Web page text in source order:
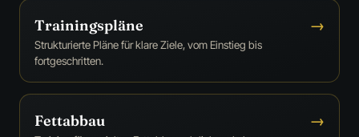
Trainingspläne →
Strukturierte Pläne für klare Ziele, vom Einstieg bis
fortgeschritten.
Fettabbau →